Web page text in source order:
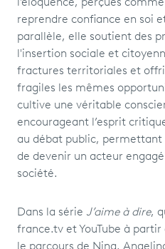
l'éloquence, perçues
reprendre confiance en soi
parallèle, elle soutient des
l'insertion sociale et
fractures territoriales et
fragiles les mêmes
cultive une véritable
encourageant l’esprit
au débat public, permettant
de devenir un acteur
société.
Dans la série J’aime à dire,
france.tv et YouTube à